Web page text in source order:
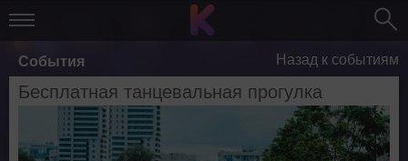
События Назад к событиям
Бесплатная танцевальная прогулка